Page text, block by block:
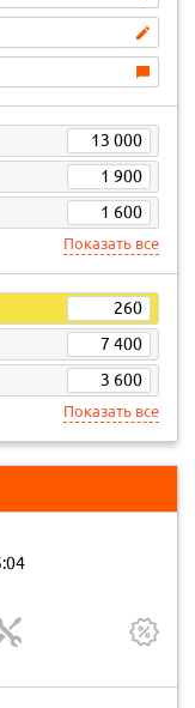
13 000
1 900
1 600
Показать все
260
7 400
3 600
Показать все